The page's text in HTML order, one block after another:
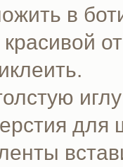
в
для